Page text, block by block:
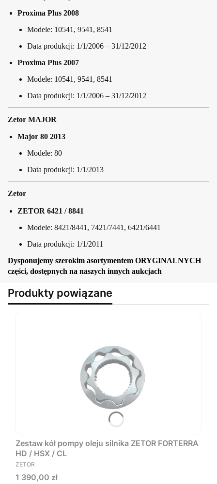
Proxima Plus 2008
Modele: 10541, 9541, 8541
Data produkcji: 1/1/2006 – 31/12/2012
Proxima Plus 2007
Modele: 10541, 9541, 8541
Data produkcji: 1/1/2006 – 31/12/2012
Zetor MAJOR
Major 80 2013
Modele: 80
Data produkcji: 1/1/2013
Zetor
ZETOR 6421 / 8841
Modele: 8421/8441, 7421/7441, 6421/6441
Data produkcji: 1/1/2011
Dysponujemy szerokim asortymentem ORYGINALNYCH
części, dostępnych na naszych innych aukcjach
Produkty powiązane
Zestaw kół pompy oleju silnika ZETOR FORTERRA
HD / HSX / CL
PRODUCENT
ZETOR
Cena
1 390,00 zł